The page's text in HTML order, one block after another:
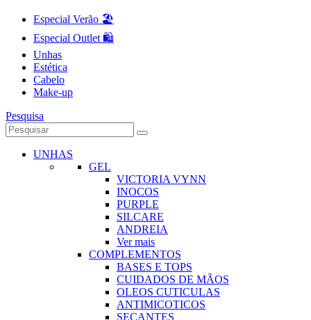
Especial Verão 🏖️
Especial Outlet 🛍️
Unhas
Estética
Cabelo
Make-up
Pesquisa
UNHAS
GEL
VICTORIA VYNN
INOCOS
PURPLE
SILCARE
ANDREIA
Ver mais
COMPLEMENTOS
BASES E TOPS
CUIDADOS DE MÃOS
OLEOS CUTICULAS
ANTIMICOTICOS
SECANTES